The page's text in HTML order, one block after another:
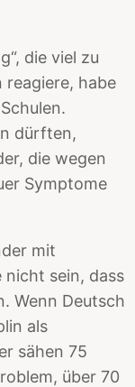
die viel zu
habe
dürften,
die wegen
Symptome
mit
nicht sein, dass
Wenn Deutsch
als
sähen 75
über 70